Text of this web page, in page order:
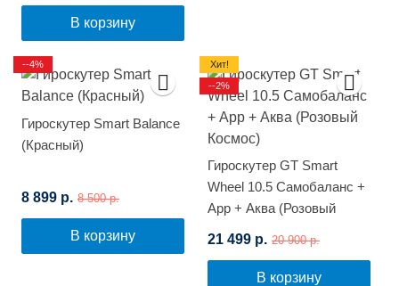
В корзину
Гироскутер Smart Balance
(Красный)
8 899 р. 8 500 р.
В корзину
--4%
Гироскутер GT Smart
Wheel 10.5 Самобаланс +
App + Аква (Розовый
21 499 р. 20 900 р.
В корзину
Хит!
--2%